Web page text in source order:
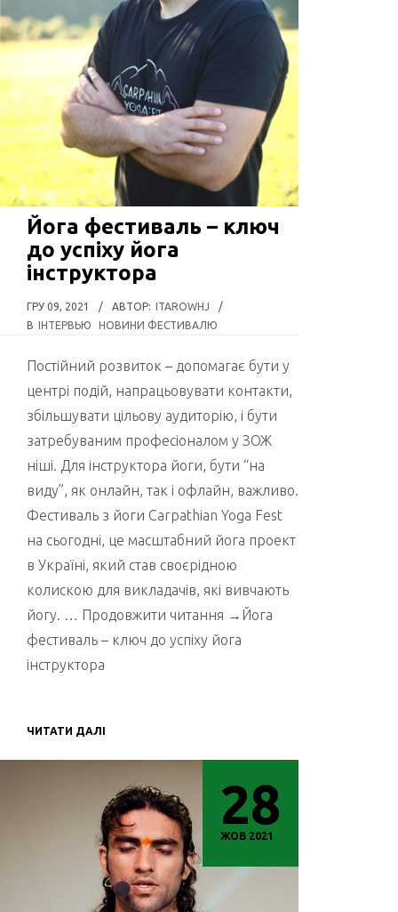
Йога фестиваль – ключ
до успіху йога
інструктора
ГРУ 09, 2021 / АВТОР: ITAROWHJ
/
В ІНТЕРВЬЮ НОВИНИ ФЕСТИВАЛЮ
Постійний розвиток – допомагає бути у
центрі подій, напрацьовувати контакти,
збільшувати цільову аудиторію, і бути
затребуваним професіоналом у ЗОЖ
ніші. Для інструктора йоги, бути “на
виду”, як онлайн, так і офлайн, важливо.
Фестиваль з йоги Carpathian Yoga Fest
на сьогодні, це масштабний йога проект
в Україні, який став своєрідною
колискою для викладачів, які вивчають
йогу. … Продовжити читання →Йога
фестиваль – ключ до успіху йога
інструктора
ЧИТАТИ ДАЛІ
28
ЖОВ 2021